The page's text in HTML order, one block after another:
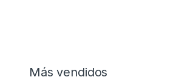
Más vendidos